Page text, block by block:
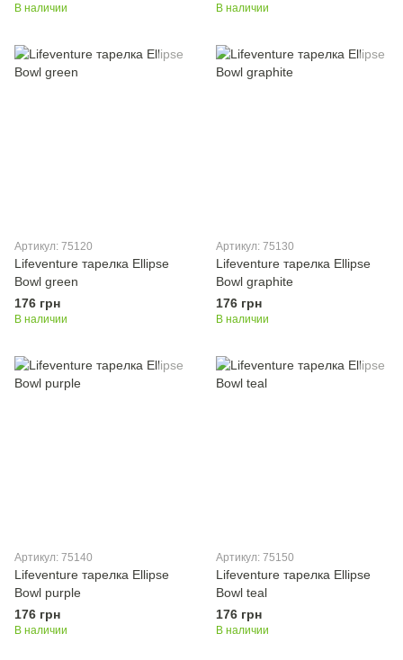
В наличии В наличии
Артикул: 75120
Lifeventure тарелка Ellipse
Bowl green
176 грн
В наличии
Артикул: 75130
Lifeventure тарелка Ellipse
Bowl graphite
176 грн
В наличии
Артикул: 75140
Lifeventure тарелка Ellipse
Bowl purple
176 грн
В наличии
Артикул: 75150
Lifeventure тарелка Ellipse
Bowl teal
176 грн
В наличии